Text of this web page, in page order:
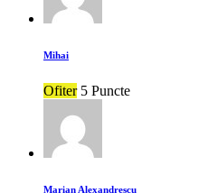
Mihai
Ofiter 5 Puncte
Marian Alexandrescu